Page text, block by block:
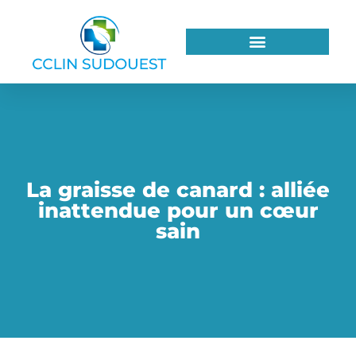
La graisse de canard : alliée
inattendue pour un cœur
sain